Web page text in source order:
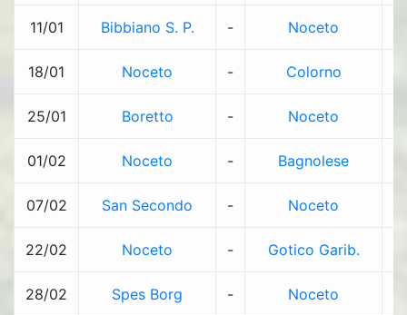
11/01 Bibbiano S. P. - Noceto
18/01 Noceto - Colorno
25/01 Boretto - Noceto
01/02 Noceto - Bagnolese
07/02 San Secondo - Noceto
22/02 Noceto - Gotico Garib.
28/02 Spes Borg - Noceto